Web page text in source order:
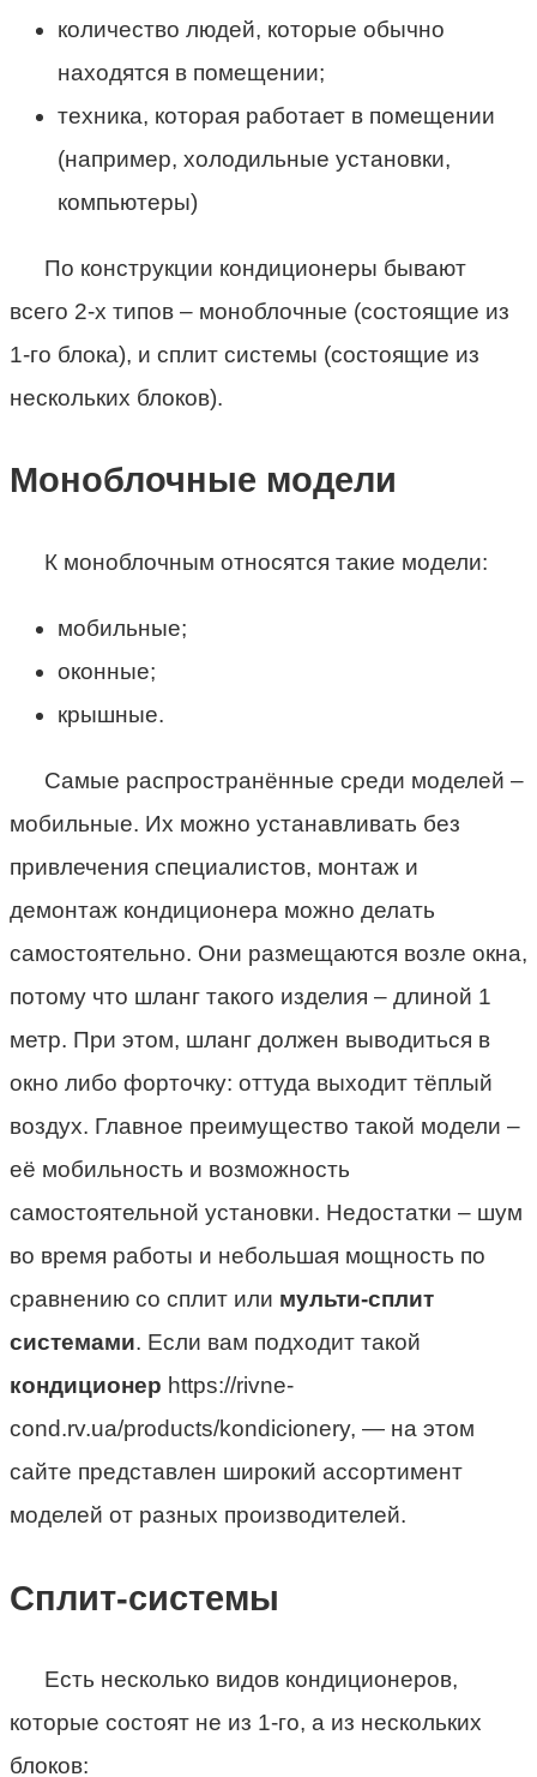
количество людей, которые обычно
находятся в помещении;
техника, которая работает в помещении
(например, холодильные установки,
компьютеры)
По конструкции кондиционеры бывают
всего 2-х типов – моноблочные (состоящие из
1-го блока), и сплит системы (состоящие из
нескольких блоков).
Моноблочные модели
К моноблочным относятся такие модели:
мобильные;
оконные;
крышные.
Самые распространённые среди моделей –
мобильные. Их можно устанавливать без
привлечения специалистов, монтаж и
демонтаж кондиционера можно делать
самостоятельно. Они размещаются возле окна,
потому что шланг такого изделия – длиной 1
метр. При этом, шланг должен выводиться в
окно либо форточку: оттуда выходит тёплый
воздух. Главное преимущество такой модели –
её мобильность и возможность
самостоятельной установки. Недостатки – шум
во время работы и небольшая мощность по
сравнению со сплит или мульти-сплит
системами. Если вам подходит такой
кондиционер https://rivne-
cond.rv.ua/products/kondicionery, — на этом
сайте представлен широкий ассортимент
моделей от разных производителей.
Сплит-системы
Есть несколько видов кондиционеров,
которые состоят не из 1-го, а из нескольких
блоков: